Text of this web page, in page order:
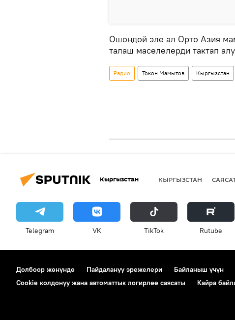
Ошондой эле ал Орто Азия
талаш маселелерди тактап
Радио Токон Мамытов Кыргызстан
Кыргызстан КЫРГЫЗСТАН
Telegram VK ТikТоk Rutube
Долбоор жөнүндө Пайдалануу эрежелери Байланыш үчүн
Cookie колдонуу жана автоматтык логирлөө саясаты
Кайра